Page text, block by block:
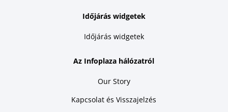
Időjárás widgetek
Időjárás widgetek
Az Infoplaza hálózatról
Our Story
Kapcsolat és Visszajelzés